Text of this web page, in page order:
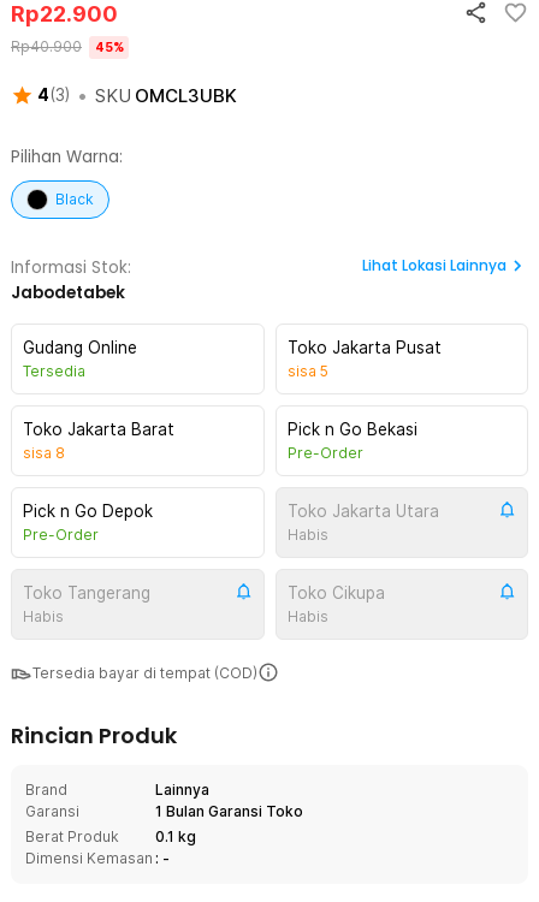
4(3) • SKU OMCL3UBK
Rp22.900
Rp40.900 45%
Pilihan Warna:
Black
Informasi Stok:
Jabodetabek
Lihat Lokasi Lainnya
Gudang Online
Tersedia
Toko Jakarta Pusat
sisa 5
Toko Jakarta Barat
sisa 8
Pick n Go Bekasi
Pre-Order
Pick n Go Depok
Pre-Order
Toko Jakarta Utara
Habis
Toko Tangerang
Habis
Toko Cikupa
Habis
Tersedia bayar di tempat (COD)
Rincian Produk
Brand
Lainnya
Garansi
1 Bulan Garansi Toko
Berat Produk
0.1 kg
Dimensi Kemasan : -